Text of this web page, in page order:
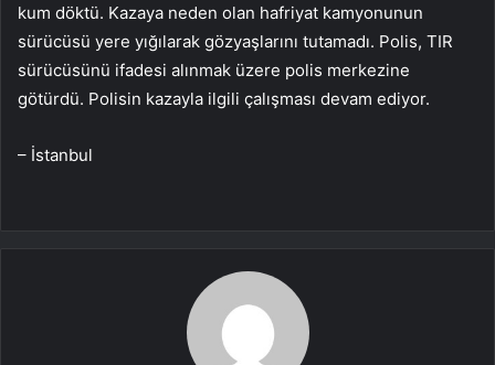
kum döktü. Kazaya neden olan hafriyat kamyonunun
sürücüsü yere yığılarak gözyaşlarını tutamadı. Polis, TIR
sürücüsünü ifadesi alınmak üzere polis merkezine
götürdü. Polisin kazayla ilgili çalışması devam ediyor.
– İstanbul